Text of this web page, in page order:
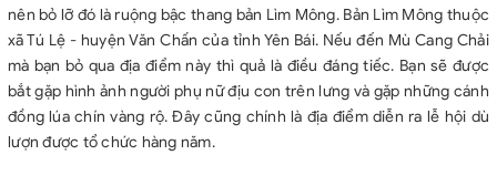
nên bỏ lỡ đó là ruộng bậc thang bản Lìm Mông. Bản Lìm Mông thuộc
xã Tú Lệ - huyện Văn Chấn của tỉnh Yên Bái. Nếu đến Mù Cang Chải
mà bạn bỏ qua địa điểm này thì quả là điều đáng tiếc. Bạn sẽ được
bắt gặp hình ảnh người phụ nữ địu con trên lưng và gặp những cánh
đồng lúa chín vàng rộ. Đây cũng chính là địa điểm diễn ra lễ hội dù
lượn được tổ chức hàng năm.